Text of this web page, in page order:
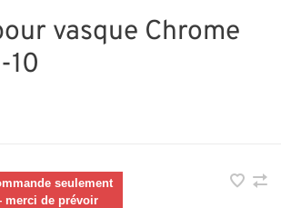
vasque Chrome
10
seulement
de prévoir